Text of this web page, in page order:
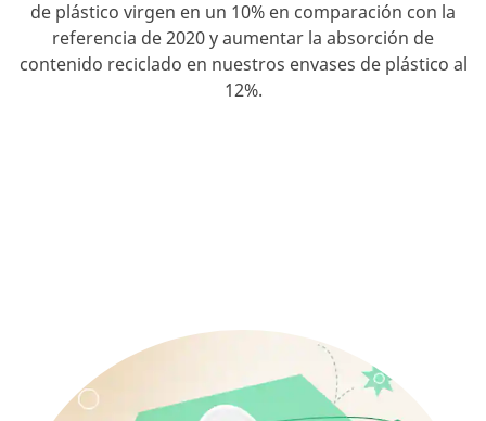
de plástico virgen en un 10% en comparación con la
referencia de 2020 y aumentar la absorción de
contenido reciclado en nuestros envases de plástico al
12%.